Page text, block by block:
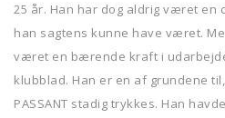
25 år. Han har dog aldrig været en
han sagtens kunne have været.
været en bærende kraft i
klubblad. Han er en af grundene
PASSANT stadig trykkes. Han